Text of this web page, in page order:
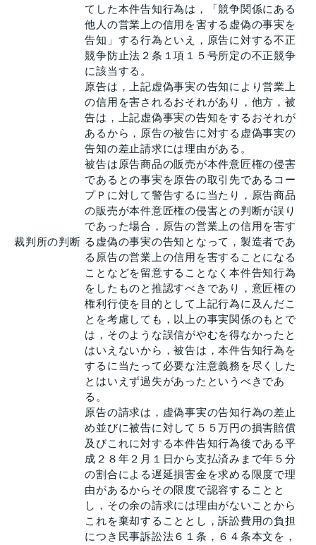
裁判所の判断
てした本件告知行為は，「競争関係にある
他人の営業上の信用を害する虚偽の事実を
告知」する行為といえ，原告に対する不正
競争防止法２条１項１５号所定の不正競争
に該当する。
原告は，上記虚偽事実の告知により営業上
の信用を害されるおそれがあり，他方，被
告は，上記虚偽事実の告知をするおそれが
あるから，原告の被告に対する虚偽事実の
告知の差止請求には理由がある。
被告は原告商品の販売が本件意匠権の侵害
であるとの事実を原告の取引先であるコー
プＰに対して警告するに当たり，原告商品
の販売が本件意匠権の侵害との判断が誤り
であった場合，原告の営業上の信用を害す
る虚偽の事実の告知となって，製造者であ
る原告の営業上の信用を害することになる
ことなどを留意することなく本件告知行為
をしたものと推認すべきであり，意匠権の
権利行使を目的として上記行為に及んだこ
とを考慮しても，以上の事実関係のもとで
は，そのような誤信がやむを得なかったと
はいえないから，被告は，本件告知行為を
するに当たって必要な注意義務を尽くした
とはいえず過失があったというべきであ
る。
原告の請求は，虚偽事実の告知行為の差止
め並びに被告に対して５５万円の損害賠償
及びこれに対する本件告知行為後である平
成２８年２月１日から支払済みまで年５分
の割合による遅延損害金を求める限度で理
由があるからその限度で認容することと
し，その余の請求には理由がないことから
これを棄却することとし，訴訟費用の負担
につき民事訴訟法６１条，６４条本文を，